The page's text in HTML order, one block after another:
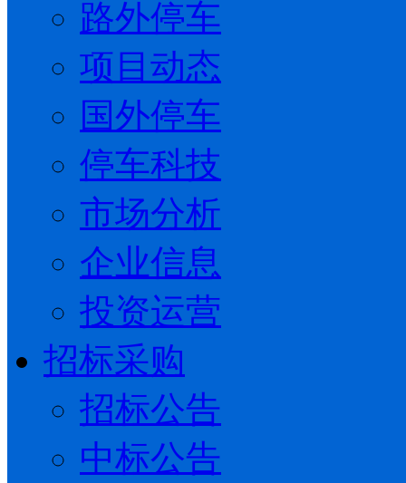
路外停车
项目动态
国外停车
停车科技
市场分析
企业信息
投资运营
招标采购
招标公告
中标公告